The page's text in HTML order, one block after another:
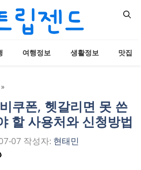
여행정보 생활정보 맛집
»
쿠폰, 헷갈리면 못 쓴
할 사용처와 신청방법
07 작성자: 현태민